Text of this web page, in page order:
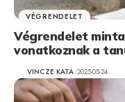
VÉGRENDELET
Végrendelet
vonatkoznak a
VINCZE KATA 2025-05-24